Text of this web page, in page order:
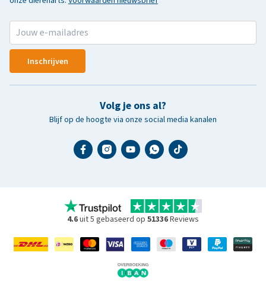
Inschrijven
Volg je ons al?
Blijf op de hoogte via onze social media kanalen
4.6uit 5 gebaseerd op 51336Reviews